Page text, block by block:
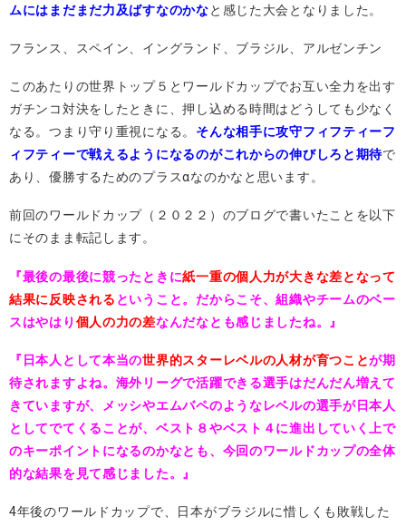
ムにはまだまだ力及ばすなのかなと感じた大会となりました。
フランス、スペイン、イングランド、ブラジル、アルゼンチン
このあたりの世界トップ５とワールドカップでお互い全力を出す
ガチンコ対決をしたときに、押し込める時間はどうしても少なく
なる。つまり守り重視になる。 そんな相手に攻守フィフティーフ
ィフティーで戦えるようになるのがこれからの伸びしろと期待で
あり、優勝するためのプラスαなのかなと思います。
前回のワールドカップ（２０２２）のブログで書いたことを以下
にそのまま転記します。
『最後の最後に競ったときに紙一重の個人力が大きな差となって
結果に反映される ということ。だからこそ、組織やチームのベー
スはやはり 個人の力の差なんだなとも感じましたね。』
『日本人として本当の世界的スターレベルの人材が育つことが期
待されますよね。海外リーグで活躍できる選手はだんだん増えて
きていますが、メッシやエムバペのようなレベルの選手が日本人
としてでてくることが、ベスト８やベスト４に進出していく上で
のキーポイントになるのかなとも、今回のワールドカップの全体
的な結果を見て感じました。』
4年後のワールドカップで、日本がブラジルに惜しくも敗戦した